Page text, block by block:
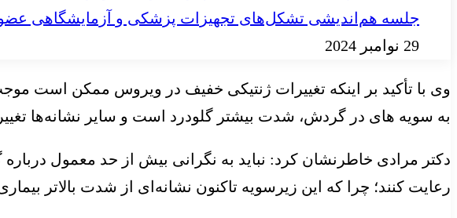
جلسه هم‌اندیشی تشکل‌های تجهیزات پزشکی و آزمایشگاهی
29 نوامبر 2024
وی با تأکید بر اینکه تغییرات ژنتیکی خفیف در ویروس ممکن است
به سویه های در گردش، شدت بیشتر گلودرد است و سایر نشانه‌ها
دکتر مرادی خاطرنشان کرد: نباید به نگرانی بیش از حد معمول
رعایت کنند؛ چرا که این زیرسویه تاکنون نشانه‌ای از شدت بالاتر